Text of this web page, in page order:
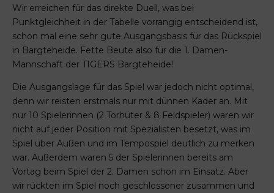
Wir erreichen für das direkte Duell, was bei
Punktgleichheit in der Tabelle vorrangig entscheidend ist,
schon mal eine sehr gute Ausgangsbasis für das Rückspiel
in Bargteheide. Fette Beute also für die 1. Damen-
Mannschaft der TIGERS Bargteheide!
Die Ausgangslage für das Spiel war jedoch nicht optimal,
denn wir reisten erstmals nur mit dünnen Kader an. Mit
nur 10 Spielerinnen (2 Torhüter & 8 Feldspieler) waren wir
nicht auf jeder Position mit Spezialisten besetzt, was im
Spiel über Außen und im Tempospiel deutlich zu merken
war. Außerdem waren 5 der Spielerinnen bereits am
Vortag beim Spiel der 2. Damen schon im Einsatz. Aber
wir rückten im Spiel noch geschlossener zusammen und